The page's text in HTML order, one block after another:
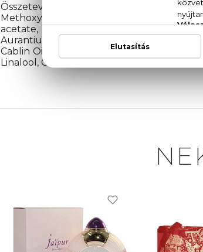
Összetevők: Alcohol denat, Parfum
MethoxyDibenzoylMethane,
acetate, Trimethylcyclopentenyl
Aurantium Peel Oil, Citrus Limon Peel
Cablin Oil, Geranyl acetate, Isoeugenyl
Linalool, Citronellol, Limonene, alpha-